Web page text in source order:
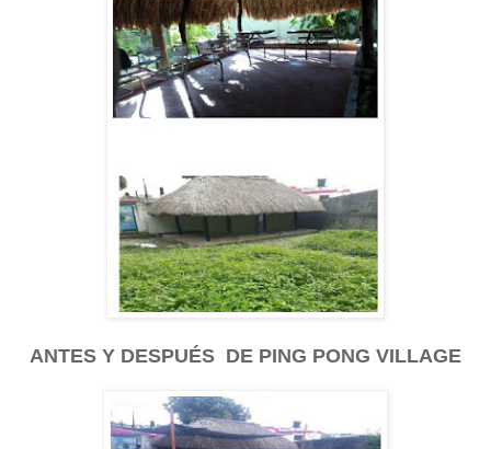
ANTES Y DESPUÉS DE PING PONG VILLAGE